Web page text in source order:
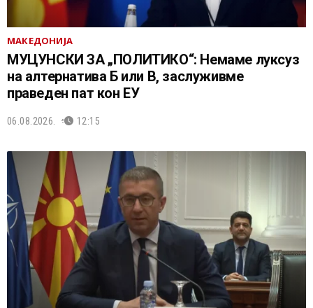
МАКЕДОНИЈА
МУЦУНСКИ ЗА „ПОЛИТИКО“: Немаме луксуз
на алтернатива Б или В, заслуживме
праведен пат кон ЕУ
06.08.2026. 12:15